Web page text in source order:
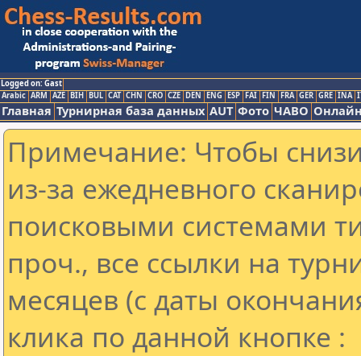
Logged on: Gast
Arabic ARM AZE BIH BUL CAT CHN CRO CZE DEN ENG ESP FAI FIN FRA GER GRE INA
Главная Турнирная база данных AUT Фото ЧАВО
Примечание: Чтобы
из-за ежедневного
поисковыми системами
проч., все ссылки на
месяцев (с даты
клика по данной кнопке :